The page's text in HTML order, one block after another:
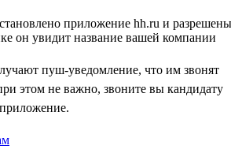
пуш-уведомление, что им звонят
этом не важно, звоните вы кандидату